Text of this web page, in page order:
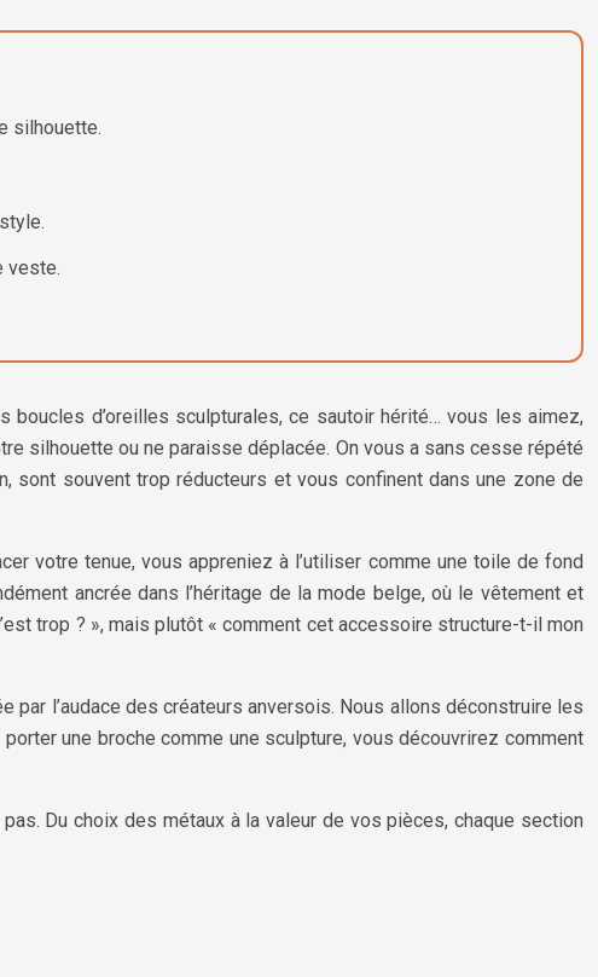
silhouette.
veste.
d’oreilles sculpturales, ce sautoir hérité… vous les aimez,
silhouette ou ne paraisse déplacée. On vous a sans cesse répété
sont souvent trop réducteurs et vous confinent dans une zone de
votre tenue, vous appreniez à l’utiliser comme une toile de fond
ancrée dans l’héritage de la mode belge, où le vêtement et
trop ? », mais plutôt « comment cet accessoire structure-t-il mon
par l’audace des créateurs anversois. Nous allons déconstruire les
une broche comme une sculpture, vous découvrirez comment
Du choix des métaux à la valeur de vos pièces, chaque section